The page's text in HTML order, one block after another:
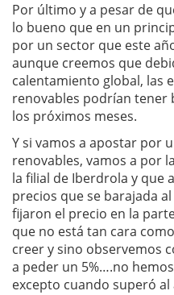
Por último y a pesar de
lo bueno que en un
por un sector que este
aunque creemos que
calentamiento global, las
renovables podrían tener
los próximos meses.
Y si vamos a apostar por
renovables, vamos a por
la filial de Iberdrola y que
precios que se barajada
fijaron el precio en la
que no está tan cara
creer y sino observemos
a peder un 5%….no
excepto cuando superó al